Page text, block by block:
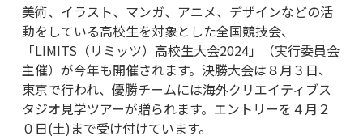
美術、イラスト、マンガ、アニメ、デザインなどの活
動をしている高校生を対象とした全国競技会、
「LIMITS（リミッツ）高校生大会2024」（実行委員会
主催）が今年も開催されます。決勝大会は８月３日、
東京で行われ、優勝チームには海外クリエイティブス
タジオ見学ツアーが贈られます。エントリーを４月２
０日(土)まで受け付けています。